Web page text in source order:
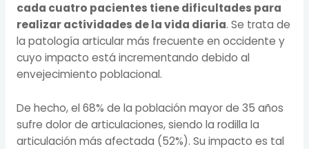
cada cuatro pacientes tiene dificultades para
realizar actividades de la vida diaria. Se trata de
la patología articular más frecuente en occidente y
cuyo impacto está incrementando debido al
envejecimiento poblacional.
De hecho, el 68% de la población mayor de 35 años
sufre dolor de articulaciones, siendo la rodilla la
articulación más afectada (52%). Su impacto es tal